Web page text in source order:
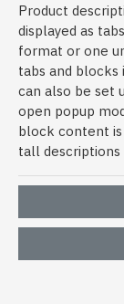
Product
displayed as
format or one
tabs and blocks
can also be set
open popup
block content
tall